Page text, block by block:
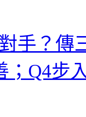
手？傳
；Q4步